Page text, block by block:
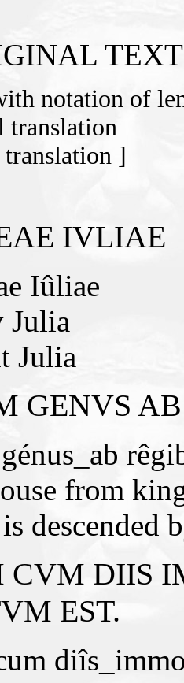
TEXT
notation of
translation
translation ]
IVLIAE
Iûliae
Julia
Julia
GENVS
from
descended
CVM DIIS
EST.